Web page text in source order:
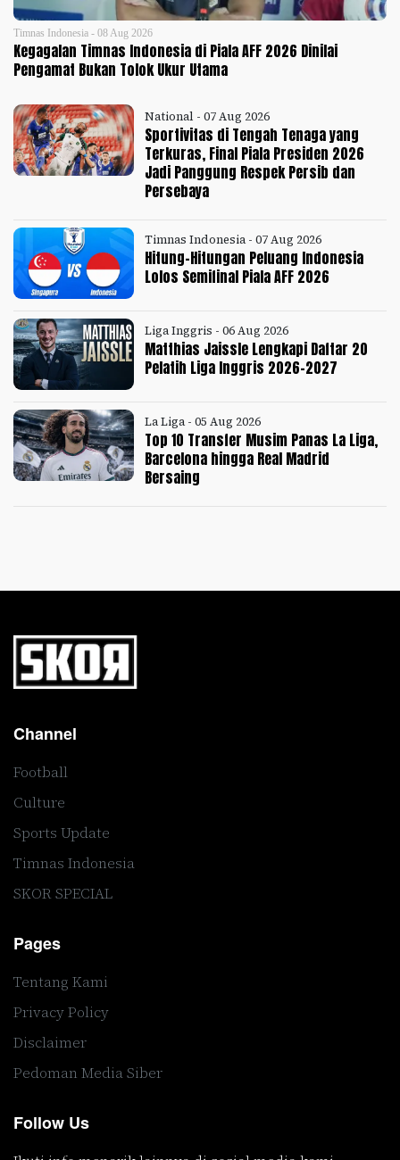
Timnas Indonesia - 08 Aug 2026
Kegagalan Timnas Indonesia di Piala AFF 2026 Dinilai
Pengamat Bukan Tolok Ukur Utama
National - 07 Aug 2026
Sportivitas di Tengah Tenaga yang
Terkuras, Final Piala Presiden 2026
Jadi Panggung Respek Persib dan
Persebaya
Timnas Indonesia - 07 Aug 2026
Hitung-Hitungan Peluang Indonesia
Lolos Semifinal Piala AFF 2026
Liga Inggris - 06 Aug 2026
Matthias Jaissle Lengkapi Daftar 20
Pelatih Liga Inggris 2026-2027
La Liga - 05 Aug 2026
Top 10 Transfer Musim Panas La Liga,
Barcelona hingga Real Madrid
Bersaing
Channel
Football
Culture
Sports Update
Timnas Indonesia
SKOR SPECIAL
Pages
Tentang Kami
Privacy Policy
Disclaimer
Pedoman Media Siber
Follow Us